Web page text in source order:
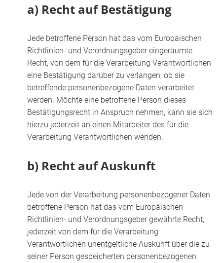
a) Recht auf Bestätigung
Jede betroffene Person hat das vom Europäischen
Richtlinien- und Verordnungsgeber eingeräumte
Recht, von dem für die Verarbeitung Verantwortlichen
eine Bestätigung darüber zu verlangen, ob sie
betreffende personenbezogene Daten verarbeitet
werden. Möchte eine betroffene Person dieses
Bestätigungsrecht in Anspruch nehmen, kann sie sich
hierzu jederzeit an einen Mitarbeiter des für die
Verarbeitung Verantwortlichen wenden.
b) Recht auf Auskunft
Jede von der Verarbeitung personenbezogener Daten
betroffene Person hat das vom Europäischen
Richtlinien- und Verordnungsgeber gewährte Recht,
jederzeit von dem für die Verarbeitung
Verantwortlichen unentgeltliche Auskunft über die zu
seiner Person gespeicherten personenbezogenen